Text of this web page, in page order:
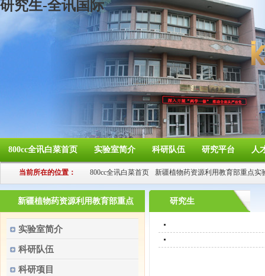
研究生-全讯国际
800cc全讯白菜首页 实验室简介 科研队伍 研究平台 人
当前所在的位置： 800cc全讯白菜首页 新疆植物药资源利用教育部重点实
新疆植物药资源利用教育部重点
实验室
实验室简介
科研队伍
科研项目
研究生